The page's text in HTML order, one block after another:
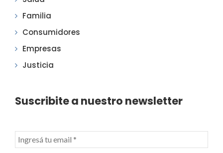
Familia
Consumidores
Empresas
Justicia
Suscribite a nuestro newsletter